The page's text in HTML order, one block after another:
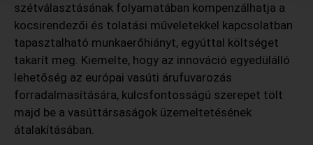
szétválasztásának folyamatában kompenzálhatja a
kocsirendezői és tolatási műveletekkel kapcsolatban
tapasztalható munkaerőhiányt, egyúttal költséget
takarít meg. Kiemelte, hogy az innováció egyedülálló
lehetőség az európai vasúti árufuvarozás
forradalmasítására, kulcsfontosságú szerepet tölt
majd be a vasúttársaságok üzemeltetésének
átalakításában.